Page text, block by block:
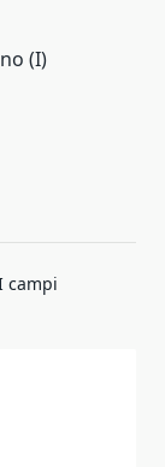
(I)
campi